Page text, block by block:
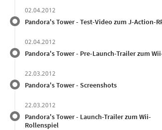
02.04.2012
Pandora's Tower - Test-Video zum J-Action-
02.04.2012
Pandora's Tower - Pre-Launch-Trailer zum
22.03.2012
Pandora's Tower - Screenshots
22.03.2012
Pandora's Tower - Launch-Trailer zum Wii-
Rollenspiel